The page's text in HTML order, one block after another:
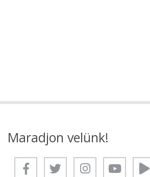
Maradjon velünk!